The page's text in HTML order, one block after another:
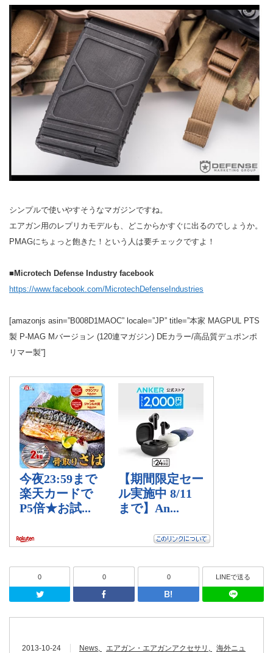
シンプルで使いやすそうなマガジンですね。
エアガン用のレプリカモデルも、どこからかすぐに出るのでしょうか。
PMAGにちょっと飽きた！という人は要チェックですよ！
■Microtech Defense Industry facebook
https://www.facebook.com/MicrotechDefenseIndustries
[amazonjs asin=”B008D1MAOC” locale=”JP” title=”本家 MAGPUL PTS
製 P-MAG Mバージョン (120連マガジン) DEカラー/高品質デュポンポ
リマー製”]
0
Twitter
0
Facebook
0
はてなブッ
LINEで送る
2013-10-24 News エアガン・エアガンアクセサリ
海外ニュ